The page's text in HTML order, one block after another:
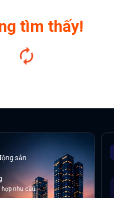
tìm thấy!
sản
nhu cầu